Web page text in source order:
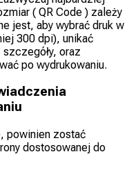
( QR Code ) zależy
jest, aby wybrać druk w
300 dpi), unikać
oraz
po wydrukowaniu.
powinien zostać
dostosowanej do